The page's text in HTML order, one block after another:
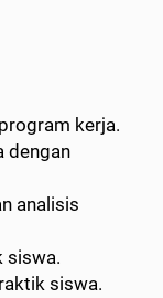
kerja.
dengan
analisis
siswa.
siswa.